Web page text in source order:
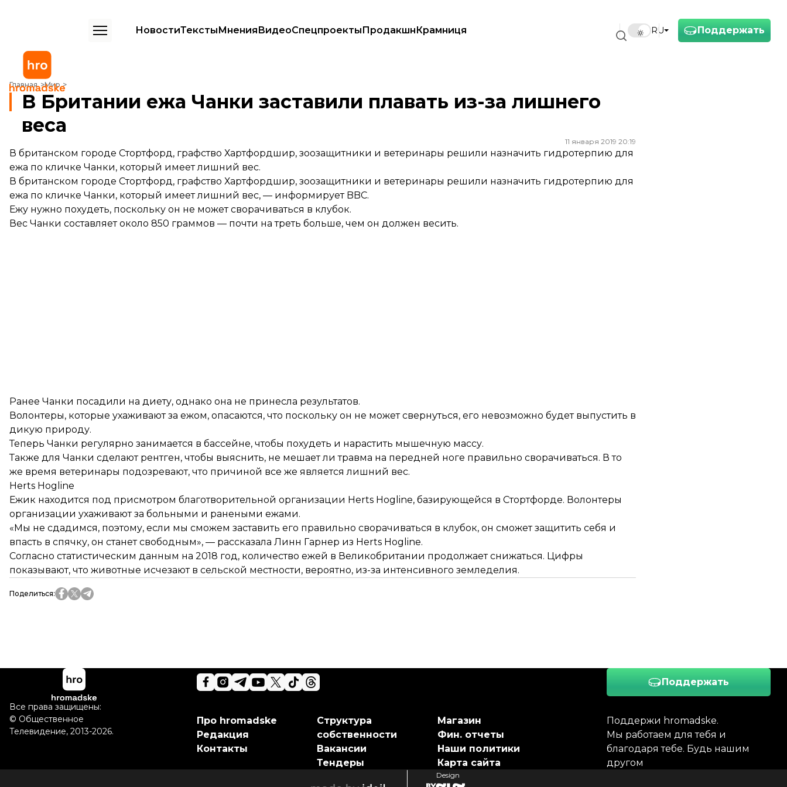
Поддержать
RU
НовостиТекстыМненияВидеоСпецпроектыПродакшнКрамниця
Главная Мир
В Британии ежа Чанки заставили плавать из-за лишнего веса
В Британии ежа Чанки заставили плавать из-за лишнего
веса
11 января 2019 20:19
В британском городе Стортфорд, графство Хартфордшир, зоозащитники и ветеринары решили назначить гидротерпию для
ежа по кличке Чанки, который имеет лишний вес.
В британском городе Стортфорд, графство Хартфордшир, зоозащитники и ветеринары решили назначить гидротерпию для
ежа по кличке Чанки, который имеет лишний вес, — информируетBBC.
Ежу нужно похудеть, поскольку он не может сворачиваться в клубок.
Вес Чанки составляет около 850 граммов — почти на треть больше, чем он должен весить.
Ранее Чанки посадили на диету, однако она не принесла результатов.
Волонтеры, которые ухаживают за ежом, опасаются, что поскольку он не может свернуться, его невозможно будет выпустить в
дикую природу.
Теперь Чанки регулярно занимается в бассейне, чтобы похудеть и нарастить мышечную массу.
Также для Чанки сделают рентген, чтобы выяснить, не мешает ли травма на передней ноге правильно сворачиваться. В то
же время ветеринары подозревают, что причиной все же является лишний вес.
Herts Hogline
Ежик находится под присмотром благотворительной организации Herts Hogline, базирующейся в Стортфорде. Волонтеры
организации ухаживают за больными и ранеными ежами.
«Мы не сдадимся, поэтому, если мы сможем заставить его правильно сворачиваться в клубок, он сможет защитить себя и
впасть в спячку, он станет свободным», — рассказала Линн Гарнер из Herts Hogline.
Согласно статистическим данным на 2018 год, количество ежей в Великобритании продолжает снижаться. Цифры
показывают, что животные исчезают в сельской местности, вероятно, из-за интенсивного земледелия.
Поделиться:
Поддержать
Поддержи hromadske.
Мы работаем для тебя и
благодаря тебе. Будь нашим
другом
Про hromadske
Редакция
Контакты
Структура
собственности
Вакансии
Тендеры
Магазин
Фин. отчеты
Наши политики
Карта сайта
Все права защищены:
© Общественное
Телевидение, 2013-2026.
Design